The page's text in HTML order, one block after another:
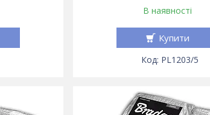
В наявності
Купити
PL1203/5